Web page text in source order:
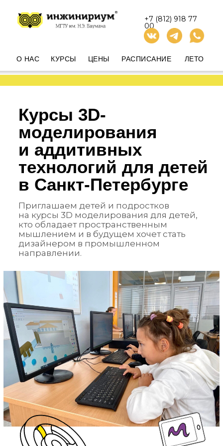
+7 (812) 918 77
00
О НАС КУРСЫ ЛЕТО
ЦЕНЫ РАСПИСАНИЕ
Курсы 3D-
моделирования
и аддитивных
технологий для детей
в Санкт-Петербурге
Приглашаем детей и подростков
на курсы 3D моделирования для детей,
кто обладает пространственным
мышлением и в будущем хочет стать
дизайнером в промышленном
направлении.